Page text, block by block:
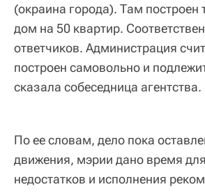
(окраина города). Там построен
дом на 50 квартир.
ответчиков. Администрация
построен самовольно и
сказала собеседница агентства.
По ее словам, дело пока
движения, мэрии дано время
недостатков и исполнения